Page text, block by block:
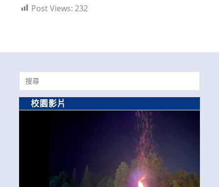
Post Views: 232
Search
for:
校園影片